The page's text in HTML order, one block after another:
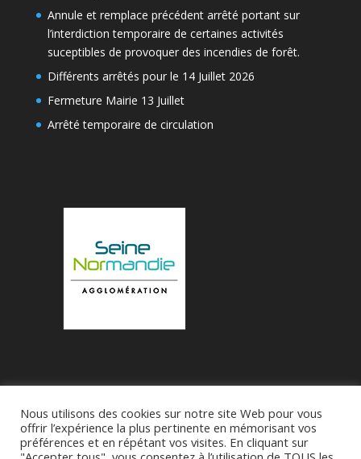
Annule et remplace précédent arrêté portant sur
l’interdiction temporaire de certaines activités
suceptibles de provoquer des incendies de forêt.
Différents arrêtés pour le 14 Juillet 2026
Fermeture Mairie 13 Juillet
Arrêté temporaire de circulation
Accueil Municipalité
Le Village de Bueil
Associations
Nous utilisons des cookies sur notre site Web pour vous
offrir l’expérience la plus pertinente en mémorisant vos
préférences et en répétant vos visites. En cliquant sur